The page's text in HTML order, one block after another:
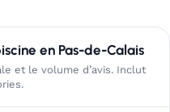
en Pas-de-Calais
et le volume d’avis. Inclut